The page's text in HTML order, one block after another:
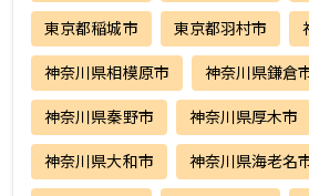
東京都稲城市 東京都羽村市
神奈川県相模原市 神奈川県鎌倉
神奈川県秦野市 神奈川県厚木市
神奈川県大和市 神奈川県海老名